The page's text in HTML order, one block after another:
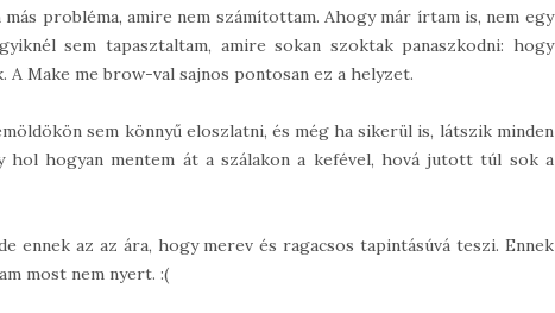
probléma, amire nem számítottam. Ahogy már írtam is, nem egy
sem tapasztaltam, amire sokan szoktak panaszkodni: hogy
A Make me brow-val sajnos pontosan ez a helyzet.
sem könnyű eloszlatni, és még ha sikerül is, látszik minden
hogyan mentem át a szálakon a kefével, hová jutott túl sok a
ennek az az ára, hogy merev és ragacsos tapintásúvá teszi. Ennek
most nem nyert. :(